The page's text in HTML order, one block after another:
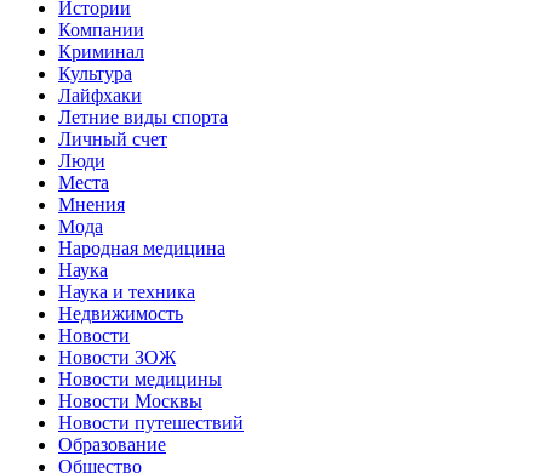
Истории
Компании
Криминал
Культура
Лайфхаки
Летние виды спорта
Личный счет
Люди
Места
Мнения
Мода
Народная медицина
Наука
Наука и техника
Недвижимость
Новости
Новости ЗОЖ
Новости медицины
Новости Москвы
Новости путешествий
Образование
Общество